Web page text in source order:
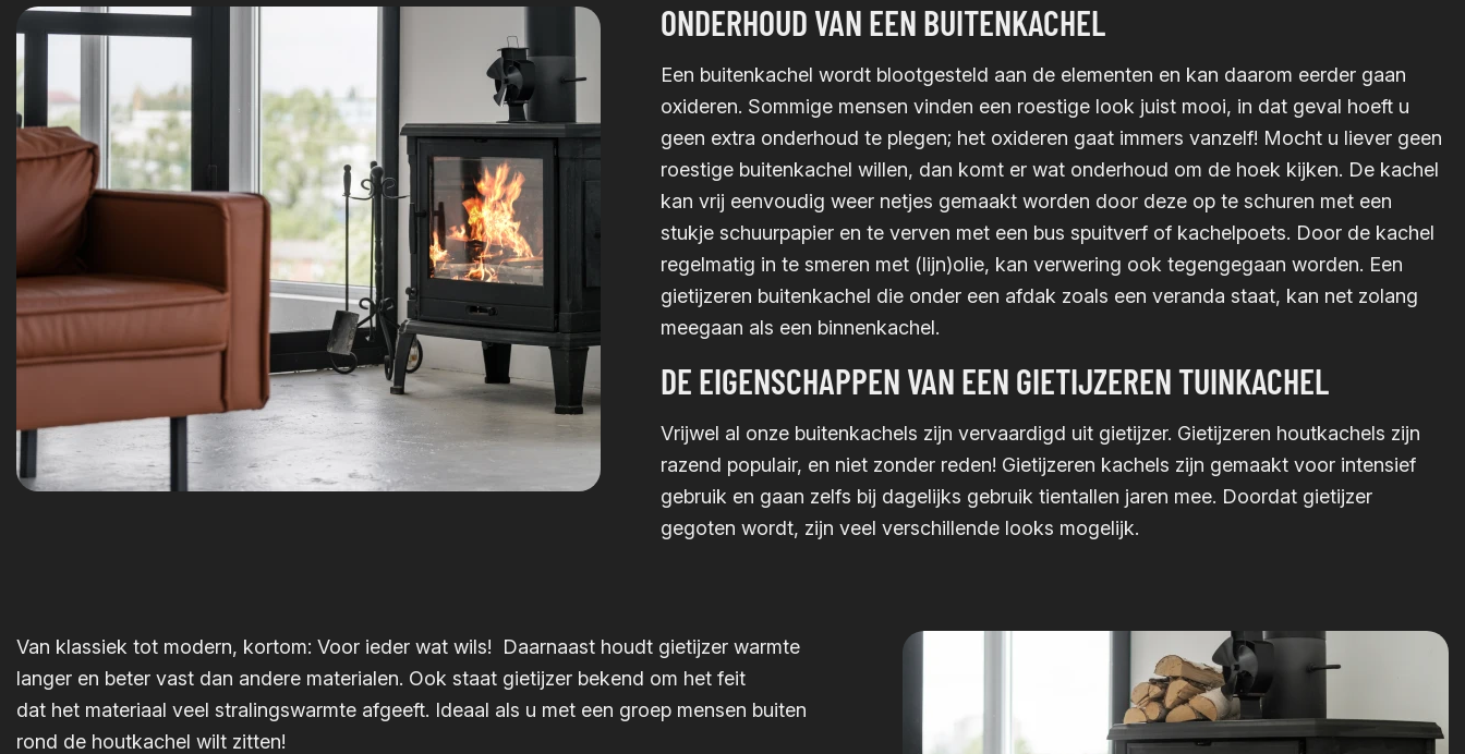
ONDERHOUD VAN EEN BUITENKACHEL
Een buitenkachel wordt blootgesteld aan de elementen en kan daarom eerder gaan
oxideren. Sommige mensen vinden een roestige look juist mooi, in dat geval hoeft u
geen extra onderhoud te plegen; het oxideren gaat immers vanzelf! Mocht u liever geen
roestige buitenkachel willen, dan komt er wat onderhoud om de hoek kijken. De kachel
kan vrij eenvoudig weer netjes gemaakt worden door deze op te schuren met een
stukje schuurpapier en te verven met een bus spuitverf of kachelpoets. Door de kachel
regelmatig in te smeren met (lijn)olie, kan verwering ook tegengegaan worden. Een
gietijzeren buitenkachel die onder een afdak zoals een veranda staat, kan net zolang
meegaan als een binnenkachel.
DE EIGENSCHAPPEN VAN EEN GIETIJZEREN TUINKACHEL
Vrijwel al onze buitenkachels zijn vervaardigd uit gietijzer. Gietijzeren houtkachels zijn
razend populair, en niet zonder reden! Gietijzeren kachels zijn gemaakt voor intensief
gebruik en gaan zelfs bij dagelijks gebruik tientallen jaren mee. Doordat gietijzer
gegoten wordt, zijn veel verschillende looks mogelijk.
Van klassiek tot modern, kortom: Voor ieder wat wils! Daarnaast houdt gietijzer warmte
langer en beter vast dan andere materialen. Ook staat gietijzer bekend om het feit
dat het materiaal veel stralingswarmte afgeeft. Ideaal als u met een groep mensen buiten
rond de houtkachel wilt zitten!